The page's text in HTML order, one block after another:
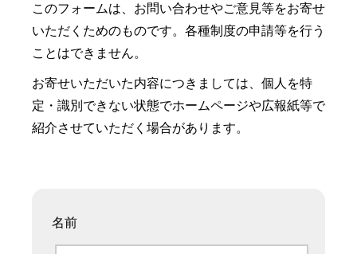
このフォームは、お問い合わせやご意見等をお寄せ
いただくためのものです。各種制度の申請等を行う
ことはできません。
お寄せいただいた内容につきましては、個人を特
定・識別できない状態でホームページや広報紙等で
紹介させていただく場合があります。
名前